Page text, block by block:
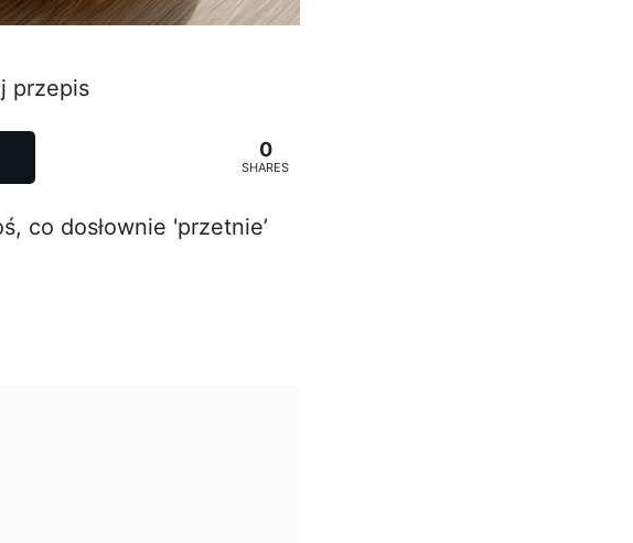
przepis
0
SHARES
co dosłownie 'przetnie’